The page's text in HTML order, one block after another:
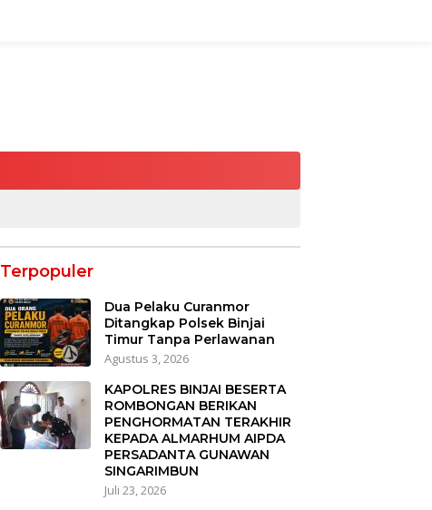
Terpopuler
Dua Pelaku Curanmor
Ditangkap Polsek Binjai
Timur Tanpa Perlawanan
Agustus 3, 2026
KAPOLRES BINJAI BESERTA
ROMBONGAN BERIKAN
PENGHORMATAN TERAKHIR
KEPADA ALMARHUM AIPDA
PERSADANTA GUNAWAN
SINGARIMBUN
Juli 23, 2026